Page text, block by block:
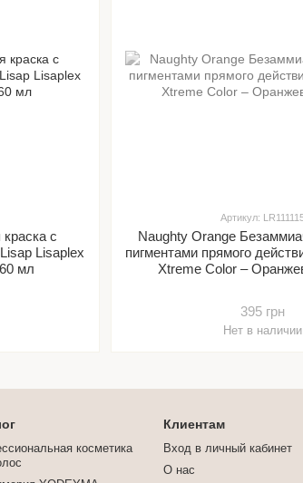
с
Lisaplex
мл
Артикул:
Naughty Orange
пигментами прямого
Xtreme Color –
395 грн
Нет в наличии
косметика
Клиентам
Вход в личный кабинет
О нас